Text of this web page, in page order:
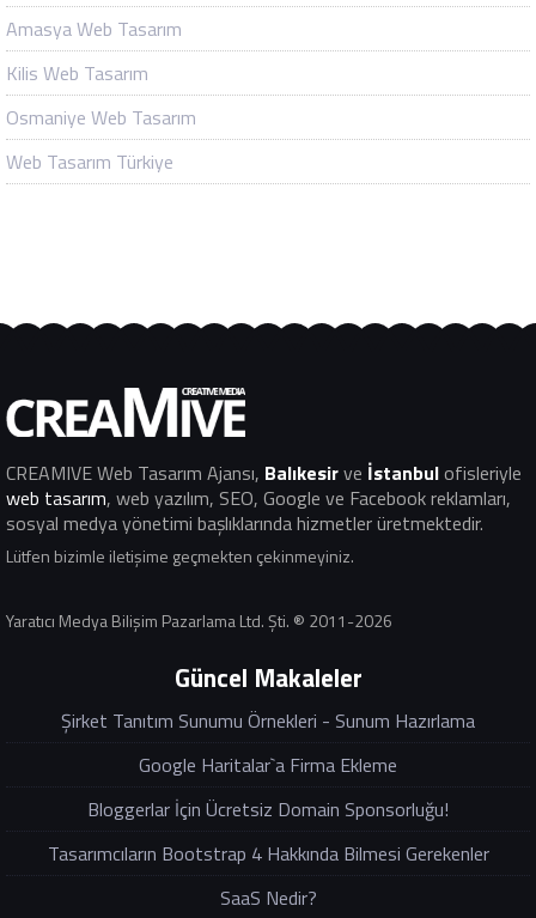
Amasya Web Tasarım
Kilis Web Tasarım
Osmaniye Web Tasarım
Web Tasarım Türkiye
CREAMIVE Web Tasarım Ajansı, Balıkesirve İstanbulofisleriyle
web tasarım, web yazılım, SEO, Google ve Facebook reklamları,
sosyal medya yönetimi başlıklarında hizmetler üretmektedir.
Lütfen bizimle iletişime geçmekten çekinmeyiniz.
Yaratıcı Medya Bilişim Pazarlama Ltd. Şti. ® 2011-2026
Güncel Makaleler
Şirket Tanıtım Sunumu Örnekleri - Sunum Hazırlama
Google Haritalar`a Firma Ekleme
Bloggerlar İçin Ücretsiz Domain Sponsorluğu!
Tasarımcıların Bootstrap 4 Hakkında Bilmesi Gerekenler
SaaS Nedir?